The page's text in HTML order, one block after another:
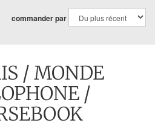
commander par
/ MONDE
/